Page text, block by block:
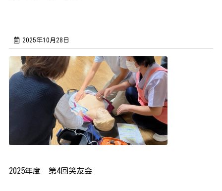
2025年10月28日
2025年度 第4回笑友会